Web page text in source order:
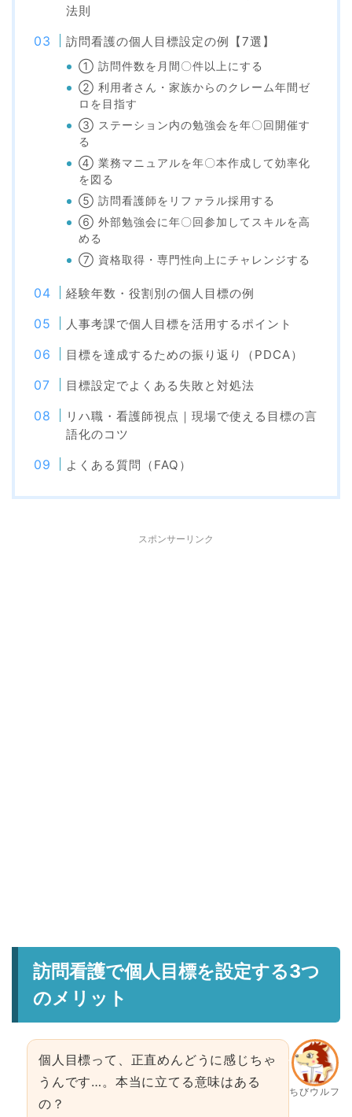
法則
訪問看護の個人目標設定の例【7選】
① 訪問件数を月間〇件以上にする
② 利用者さん・家族からのクレーム年間ゼ
ロを目指す
③ ステーション内の勉強会を年〇回開催す
る
④ 業務マニュアルを年〇本作成して効率化
を図る
⑤ 訪問看護師をリファラル採用する
⑥ 外部勉強会に年〇回参加してスキルを高
める
⑦ 資格取得・専門性向上にチャレンジする
経験年数・役割別の個人目標の例
人事考課で個人目標を活用するポイント
目標を達成するための振り返り（PDCA）
目標設定でよくある失敗と対処法
リハ職・看護師視点｜現場で使える目標の言
語化のコツ
よくある質問（FAQ）
スポンサーリンク
訪問看護で個人目標を設定する3つ
のメリット
ちびウルフ
個人目標って、正直めんどうに感じちゃ
うんです…。本当に立てる意味はある
の？